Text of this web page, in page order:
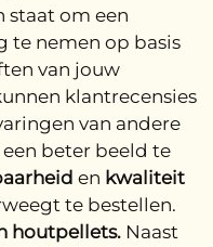
staat om een
te nemen op basis
van jouw
klantrecensies
van andere
beter beeld te
en kwaliteit
te bestellen.
houtpellets. Naast